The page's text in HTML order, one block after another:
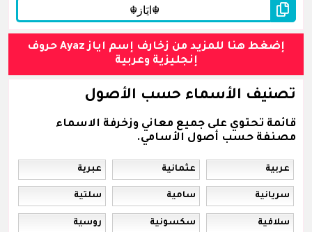
إضغط هنا للمزيد من زخارف إسم اياز Ayaz حروف
إنجليزية وعربية
تصنيف الأسماء حسب الأصول
قائمة تحتوي على جميع معاني وزخرفة الاسماء
مصنفة حسب أصول الأسامي.
عربية عثمانية عبرية
سريانية سامية سلتية
سلافية سكسونية روسية